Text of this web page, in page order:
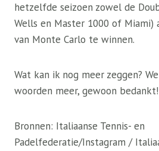
hetzelfde seizoen zowel de
Wells en Master 1000 of Miami)
van Monte Carlo te winnen.
Wat kan ik nog meer zeggen?
woorden meer, gewoon bedankt!
Bronnen: Italiaanse Tennis- en
Padelfederatie/Instagram /